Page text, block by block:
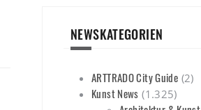
NEWSKATEGORIEN
ARTTRADO City Guide (2)
Kunst News (1.325)